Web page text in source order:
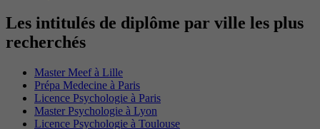
Les intitulés de diplôme par ville les plus
recherchés
Master Meef à Lille
Prépa Medecine à Paris
Licence Psychologie à Paris
Master Psychologie à Lyon
Licence Psychologie à Toulouse